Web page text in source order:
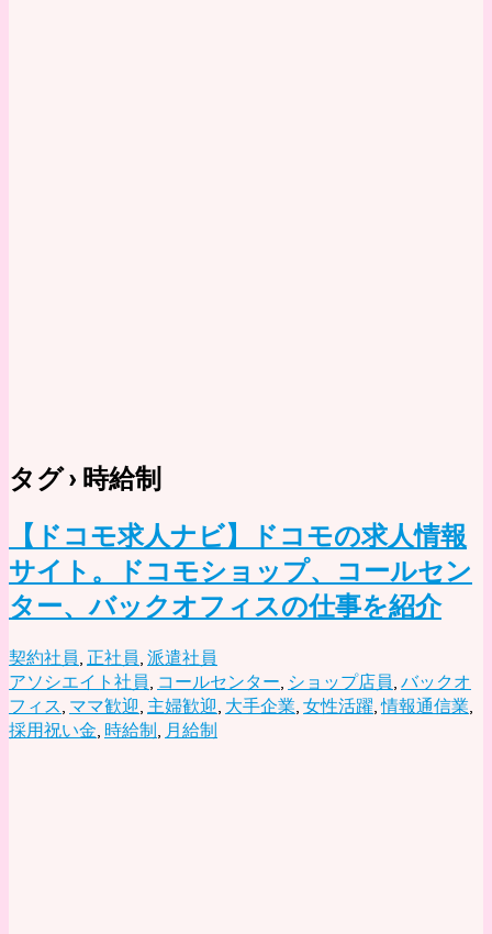
タグ › 時給制
【ドコモ求人ナビ】ドコモの求人情報
サイト。ドコモショップ、コールセン
ター、バックオフィスの仕事を紹介
契約社員, 正社員, 派遣社員
アソシエイト社員, コールセンター, ショップ店員, バックオ
フィス, ママ歓迎, 主婦歓迎, 大手企業, 女性活躍,情報通信業,
採用祝い金, 時給制, 月給制